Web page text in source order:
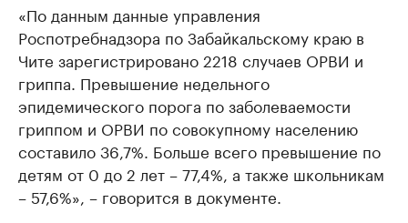
«По данным данные управления
Роспотребнадзора по Забайкальскому краю в
Чите зарегистрировано 2218 случаев ОРВИ и
гриппа. Превышение недельного
эпидемического порога по заболеваемости
гриппом и ОРВИ по совокупному населению
составило 36,7%. Больше всего превышение по
детям от 0 до 2 лет – 77,4%, а также школьникам
– 57,6%», – говорится в документе.